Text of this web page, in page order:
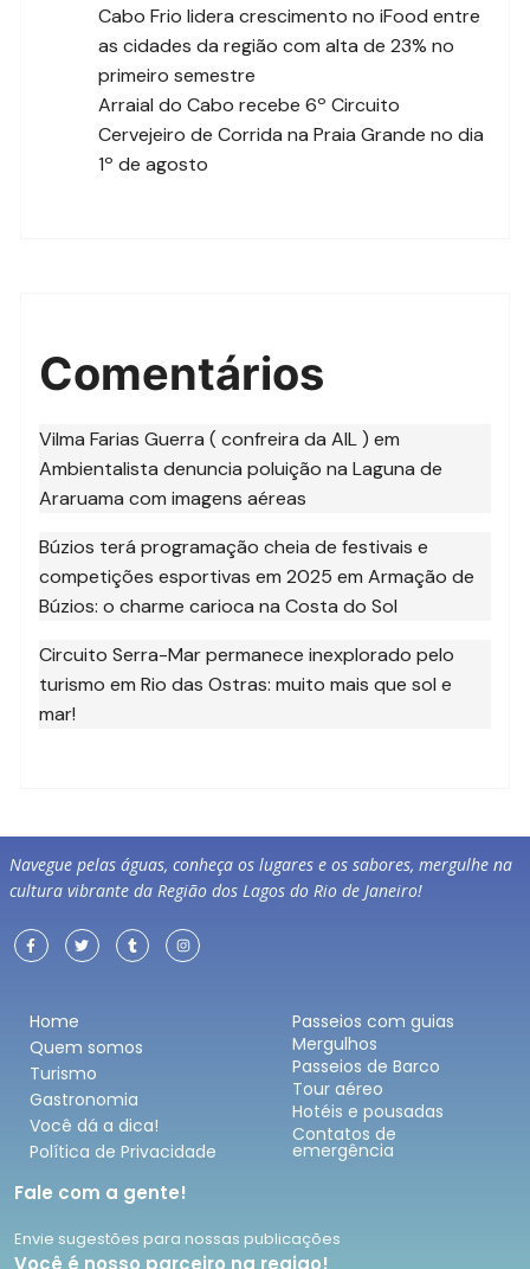
Cabo Frio lidera crescimento no iFood entre
as cidades da região com alta de 23% no
primeiro semestre
Arraial do Cabo recebe 6º Circuito
Cervejeiro de Corrida na Praia Grande no dia
1º de agosto
Comentários
Vilma Farias Guerra ( confreira da AIL ) em
Ambientalista denuncia poluição na Laguna de
Araruama com imagens aéreas
Búzios terá programação cheia de festivais e
competições esportivas em 2025 emArmação de
Búzios: o charme carioca na Costa do Sol
Circuito Serra-Mar permanece inexplorado pelo
turismo emRio das Ostras: muito mais que sol e
mar!
Navegue pelas águas, conheça os lugares e os sabores, mergulhe na
cultura vibrante da Região dos Lagos do Rio de Janeiro!
Home
Quem somos
Turismo
Gastronomia
Você dá a dica!
Política de Privacidade
Passeios com guias
Mergulhos
Passeios de Barco
Tour aéreo
Hotéis e pousadas
Contatos de
emergência
Fale com a gente!
Envie sugestões para nossas publicações
Você é nosso parceiro na regiao!